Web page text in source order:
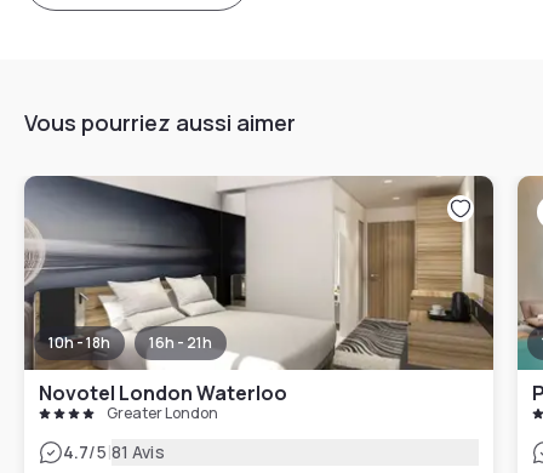
Vous pourriez aussi aimer
10h - 18h 16h - 21h
Novotel London Waterloo
Greater London
4.7/5|81 Avis